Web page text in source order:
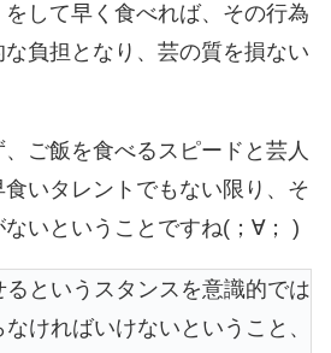
して早く食べれば、その行為
負担となり、芸の質を損ない
ご飯を食べるスピードと芸人
いタレントでもない限り、そ
いということですね(；∀； )
というスタンスを意識的では
ければいけないということ、